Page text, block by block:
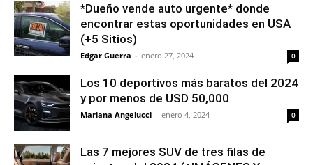
*Dueño vende auto urgente* donde
encontrar estas oportunidades en USA
(+5 Sitios)
Edgar Guerra - enero 27, 2024 0
Los 10 deportivos más baratos del 2024
y por menos de USD 50,000
Mariana Angelucci - enero 4, 2024 0
Las 7 mejores SUV de tres filas de